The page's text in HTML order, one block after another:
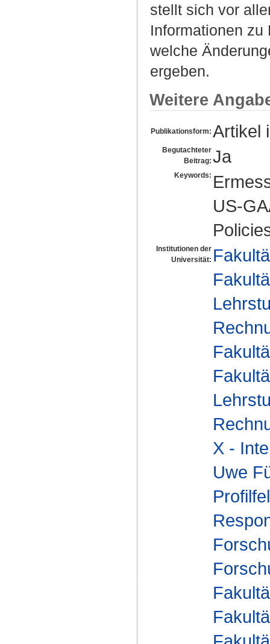
stellt sich vor
Informationen
welche
ergeben.
Weitere
Publikationsform: Artikel
Begutachteter
Beitrag: Ja
Keywords:
US-
Institutionen der
Universität:
X -
Uwe